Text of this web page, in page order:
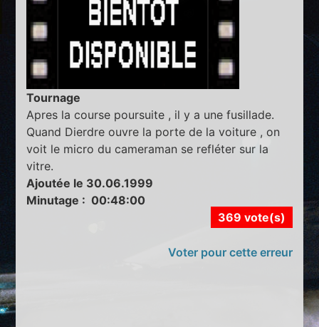
Tournage
Apres la course poursuite , il y a une fusillade.
Quand Dierdre ouvre la porte de la voiture , on
voit le micro du cameraman se refléter sur la
vitre.
Ajoutée le 30.06.1999
Minutage : 00:48:00
369 vote(s)
Voter pour cette erreur